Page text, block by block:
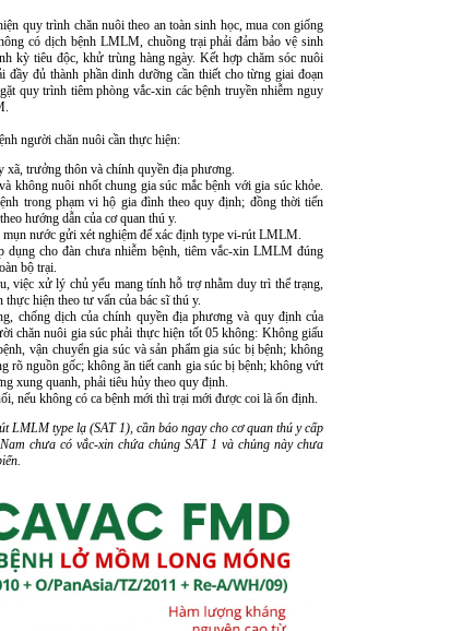
quy trình chăn nuôi theo an toàn sinh học, mua con giống
có dịch bệnh LMLM, chuồng trại phải đảm bảo vệ sinh
kỳ tiêu độc, khử trùng hàng ngày. Kết hợp chăm sóc nuôi
đầy đủ thành phần dinh dưỡng cần thiết cho từng giai đoạn
quy trình tiêm phòng vắc-xin các bệnh truyền nhiễm nguy
người chăn nuôi cần thực hiện:
xã, trưởng thôn và chính quyền địa phương.
không nuôi nhốt chung gia súc mắc bệnh với gia súc khỏe.
trong phạm vi hộ gia đình theo quy định; đồng thời tiến
hướng dẫn của cơ quan thú y.
nước gửi xét nghiệm để xác định type vi-rút LMLM.
dụng cho đàn chưa nhiễm bệnh, tiêm vắc-xin LMLM đúng
bộ trại.
việc xử lý chủ yếu mang tính hỗ trợ nhằm duy trì thể trạng,
hiện theo tư vấn của bác sĩ thú y.
chống dịch của chính quyền địa phương và quy định của
chăn nuôi gia súc phải thực hiện tốt 05 không: Không giấu
vận chuyển gia súc và sản phẩm gia súc bị bệnh; không
rõ nguồn gốc; không ăn tiết canh gia súc bị bệnh; không vứt
xung quanh, phải tiêu hủy theo quy định.
nếu không có ca bệnh mới thì trại mới được coi là ổn định.
LMLM type lạ (SAT 1), cần báo ngay cho cơ quan thú y cấp
chưa có vắc-xin chứa chủng SAT 1 và chủng này chưa